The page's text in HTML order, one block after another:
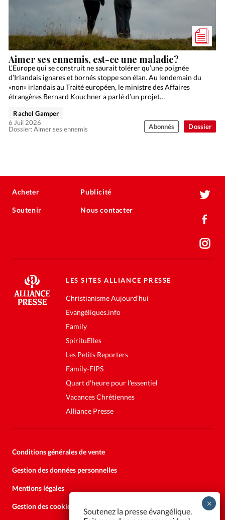
Dossier
Aimer ses ennemis, est-ce une maladie?
L’Europe qui se construit ne saurait tolérer qu’une poignée
d’Irlandais ignares et bornés stoppe son élan. Au lendemain du
«non» irlandais au Traité européen, le ministre des Affaires
étrangères Bernard Kouchner a parlé d’un projet…
Dossier: Aimer ses ennemis
Rachel Gamper
6 Juil 2026
Abonnés
Acheter
Soutenir
Publicité
Nous contacter
LES SITES ALLIANCE PRESSE
Christianisme Aujourd'hui
Evangéliques.info
Family
SpirituElles
Les Petits Reporters
Family-FIPS
Quart d'heure pour l'essentiel
Vacances Chrétiennes
Alliance Presse
Conditions générales de vente
Gestion des données personnelles
Mentions légales
Gestion des cookies
Soutenez la presse évangélique.